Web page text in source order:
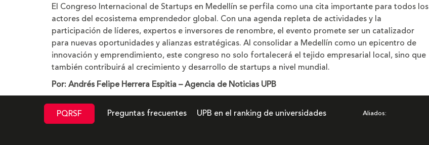
El Congreso Internacional de Startups en Medellín se perfila como una cita importante para todos los
actores del ecosistema emprendedor global. Con una agenda repleta de actividades y la
participación de líderes, expertos e inversores de renombre, el evento promete ser un catalizador
para nuevas oportunidades y alianzas estratégicas. Al consolidar a Medellín como un epicentro de
innovación y emprendimiento, este congreso no solo fortalecerá el tejido empresarial local, sino que
también contribuirá al crecimiento y desarrollo de startups a nivel mundial.
Por: Andrés Felipe Herrera Espitia – Agencia de Noticias UPB
PQRSF Preguntas frecuentes UPB en el ranking de universidades Aliados